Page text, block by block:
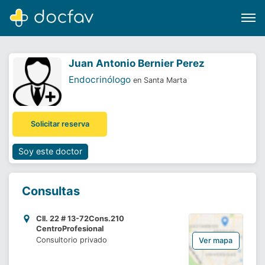
Software para clínicas
¿Eres un doctor?
Juan Antonio Bernier Perez
Endocrinólogo en Santa Marta
Solicitar reserva
Soy este doctor
Consultas
Cll. 22 # 13-72Cons.210
CentroProfesional
Consultorio privado
Ver mapa